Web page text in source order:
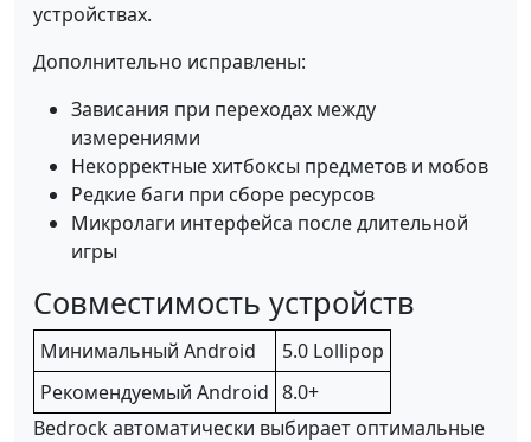
устройствах.
Дополнительно исправлены:
Зависания при переходах между
измерениями
Некорректные хитбоксы предметов и мобов
Редкие баги при сборе ресурсов
Микролаги интерфейса после длительной
игры
Совместимость устройств
Минимальный Android
5.0 Lollipop
Рекомендуемый Android 8.0+
Bedrock автоматически выбирает оптимальные